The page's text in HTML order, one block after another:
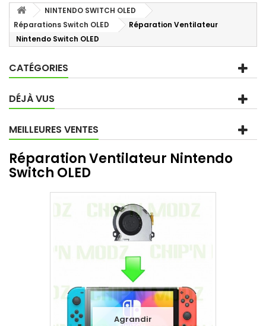
NINTENDO SWITCH OLED
Réparations Switch OLED
Réparation Ventilateur
Nintendo Switch OLED
CATÉGORIES
DÉJÀ VUS
MEILLEURES VENTES
Réparation Ventilateur Nintendo
Switch OLED
Agrandir